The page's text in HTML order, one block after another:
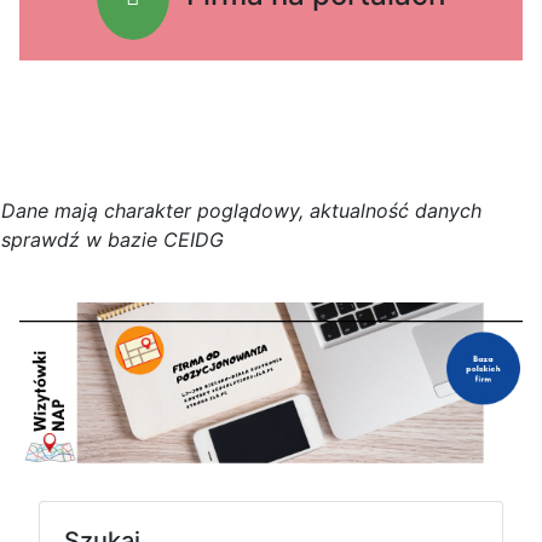
Dane mają charakter poglądowy, aktualność danych
sprawdź w bazie CEIDG